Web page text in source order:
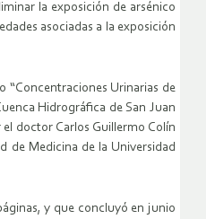
la exposición de arsénico
asociadas a la exposición
“Concentraciones Urinarias de
Hidrográfica de San Juan
doctor Carlos Guillermo Colín
de Medicina de la Universidad
y que concluyó en junio